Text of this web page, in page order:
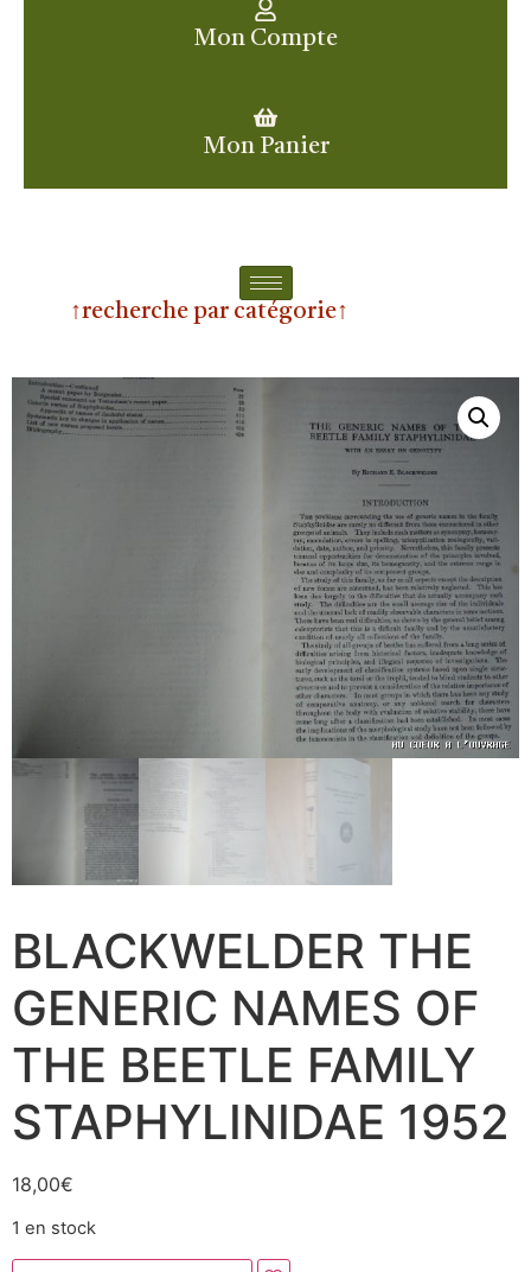
Mon Compte
Mon Panier
↑recherche par catégorie↑
BLACKWELDER THE
GENERIC NAMES OF
THE BEETLE FAMILY
STAPHYLINIDAE 1952
18,00€
1 en stock